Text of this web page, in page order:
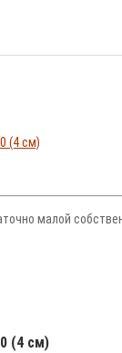
малой
(4 см)